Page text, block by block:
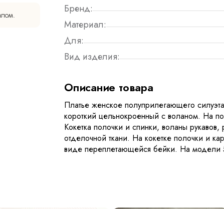
Бренд:
Материал:
Для:
Вид изделия:
Описание товара
Платье женское полуприлегающего
короткий цельнокроенный с воланом. На
Кокетка полочки и спинки, воланы
отделочной ткани. На кокетке полочки и
виде переплетающейся бейки. На модели